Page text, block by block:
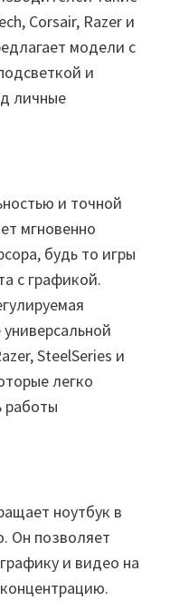
Corsair, Razer и
модели с
и
личные
и точной
мгновенно
будь то игры
с графикой.
SteelSeries и
легко
работы
ноутбук в
Он позволяет
и видео на